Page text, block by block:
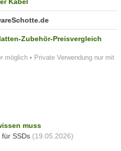
möglich • Private Verwendung nur mit
Kabel
Zubehör-Preisvergleich
muss
SSDs(19.05.2026)